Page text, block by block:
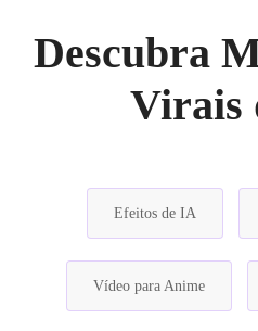
Descubra
Virais
Efeitos de IA
Vídeo para Anime